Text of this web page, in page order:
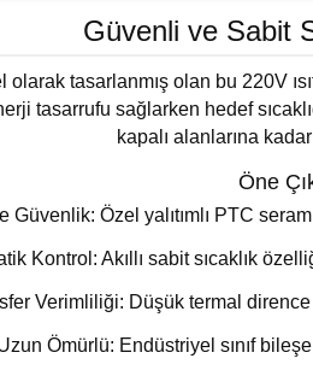
Güvenli ve Sabit
olarak tasarlanmış olan bu 220V
tasarrufu sağlarken hedef
kapalı alanlarına
Öne
Güvenlik: Özel yalıtımlı PTC
Kontrol: Akıllı sabit sıcaklık
Verimliliği: Düşük termal dirence
Ömürlü: Endüstriyel sınıf